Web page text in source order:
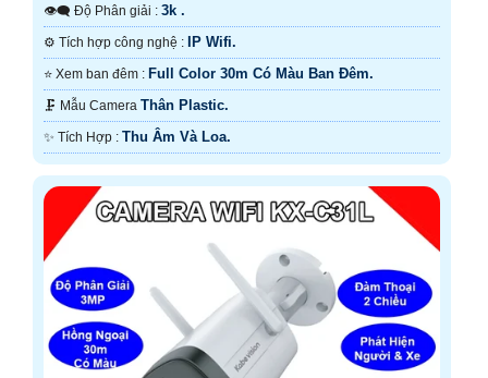
👁️‍🗨 Độ Phân giải : 3k .
⚙ Tích hợp công nghệ : IP Wifi.
⭐ Xem ban đêm : Full Color 30m Có Màu Ban Ðêm.
🗜️ Mẫu Camera Thân Plastic.
️✨ Tích Hợp : Thu Âm Và Loa.